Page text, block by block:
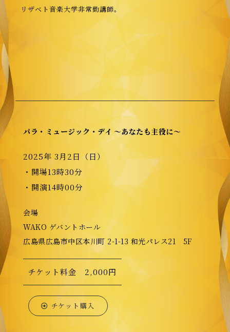
リザベト音楽大学非常勤講師。
パラ・ミュージック・デイ 〜あなたも主役に〜
2025年 3月2日（日）
・開場13時30分
・開演14時00分
会場
WAKO ゲバントホール
広島県広島市中区本川町 2-1-13 和光パレス21 5F
チケット料金 2,000円
チケット購入